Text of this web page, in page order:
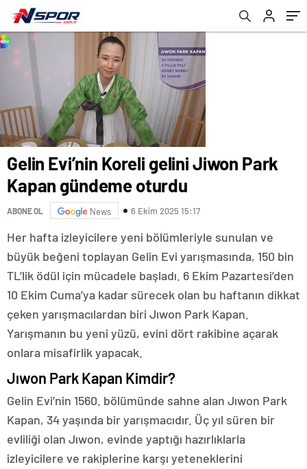
Gelin Evi’nin Koreli gelini Jiwon Park
Kapan gündeme oturdu
ABONE OL News 6 Ekim 2025 15:17
Her hafta izleyicilere yeni bölümleriyle sunulan ve
büyük beğeni toplayan Gelin Evi yarışmasında, 150 bin
TL’lik ödül için mücadele başladı. 6 Ekim Pazartesi’den
10 Ekim Cuma’ya kadar sürecek olan bu haftanın dikkat
çeken yarışmacılardan biri Jıwon Park Kapan.
Yarışmanın bu yeni yüzü, evini dört rakibine açarak
onlara misafirlik yapacak.
Jıwon Park Kapan Kimdir?
Gelin Evi’nin 1560. bölümünde sahne alan Jıwon Park
Kapan, 34 yaşında bir yarışmacıdır. Üç yıl süren bir
evliliği olan Jıwon, evinde yaptığı hazırlıklarla
izleyicilere ve rakiplerine karşı yeteneklerini